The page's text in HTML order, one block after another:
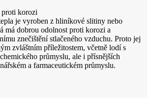
proti korozi
je vyroben z hliníkové slitiny nebo
má dobrou odolnost proti korozi a
znečištění stlačeného vzduchu. Proto jej
zvláštním příležitostem, včetně lodí s
průmyslu, ale i přísnějších
a farmaceutickém průmyslu.